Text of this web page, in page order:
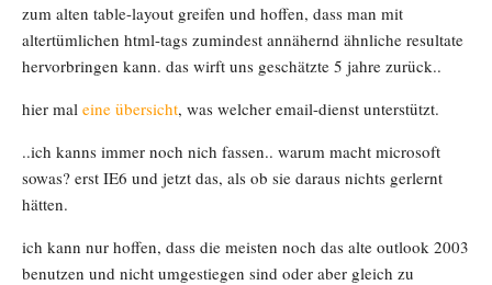
zum alten table-layout greifen und hoffen, dass man mit
altertümlichen html-tags zumindest annähernd ähnliche resultate
hervorbringen kann. das wirft uns geschätzte 5 jahre zurück..
hier mal eine übersicht, was welcher email-dienst unterstützt.
..ich kanns immer noch nich fassen.. warum macht microsoft
sowas? erst IE6 und jetzt das, als ob sie daraus nichts gerlernt
hätten.
ich kann nur hoffen, dass die meisten noch das alte outlook 2003
benutzen und nicht umgestiegen sind oder aber gleich zu